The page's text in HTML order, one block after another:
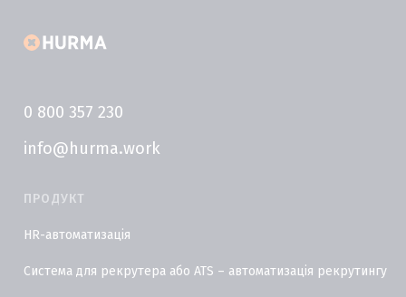
0 800 357 230
info@hurma.work
ПРОДУКТ
HR-автоматизація
Система для рекрутера або ATS – автоматизація рекрутингу